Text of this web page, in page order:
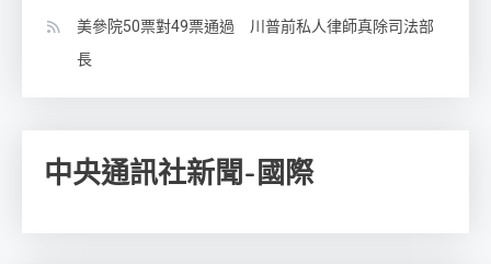
美參院50票對49票通過 川普前私人律師真除司法部
長
中央通訊社新聞-國際